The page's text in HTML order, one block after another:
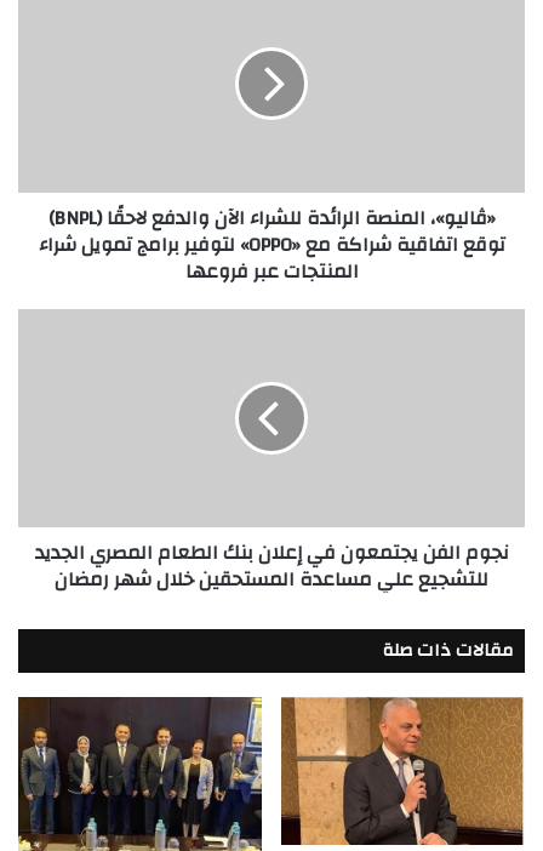
توقع
اتفاقية
شراكة
«ڤاليو»، المنصة الرائدة للشراء الآن والدفع لاحقًا (BNPL)
توقع اتفاقية شراكة مع «OPPO» لتوفير برامج تمويل شراء
المنتجات عبر فروعها
الجديد
للتشجيع
المستحقين
خلال
شهر
رمضان
نجوم الفن يجتمعون في إعلان بنك الطعام المصري الجديد
للتشجيع علي مساعدة المستحقين خلال شهر رمضان
مقالات ذات صلة